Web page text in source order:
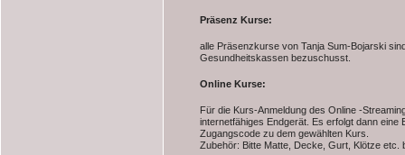
Präsenz Kurse:
alle Präsenzkurse von Tanja Sum-Bojarski
Gesundheitskassen bezuschusst.
Online Kurse:
Für die Kurs-Anmeldung des Online -
internetfähiges Endgerät. Es erfolgt dann eine
Zugangscode zu dem gewählten Kurs.
Zubehör: Bitte Matte, Decke, Gurt, Klötze etc.